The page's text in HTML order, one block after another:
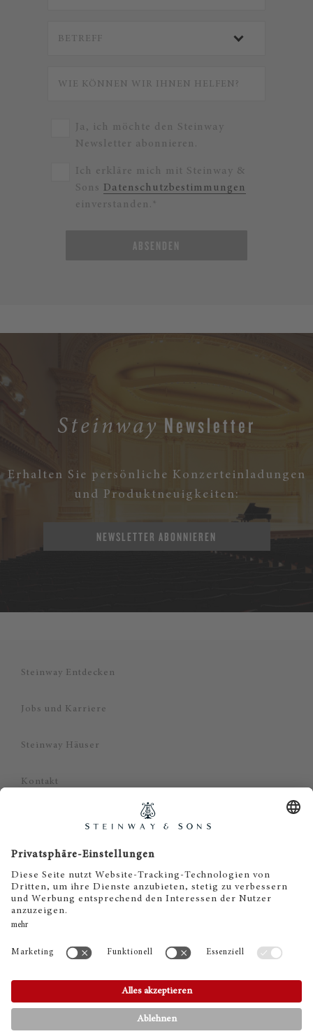
Ja, ich möchte den Steinway
Newsletter abonnieren.
Ich erkläre mich mit Steinway &
Sons Datenschutzbestimmungen
einverstanden.*
ABSENDEN
Steinway Newsletter
Erhalten Sie persönliche Konzerteinladungen
und Produktneuigkeiten:
NEWSLETTER ABONNIEREN
Steinway Entdecken
Jobs und Karriere
Steinway Häuser
Kontakt
Impressum
Haftungsausschluss
Cookie Zustimmung